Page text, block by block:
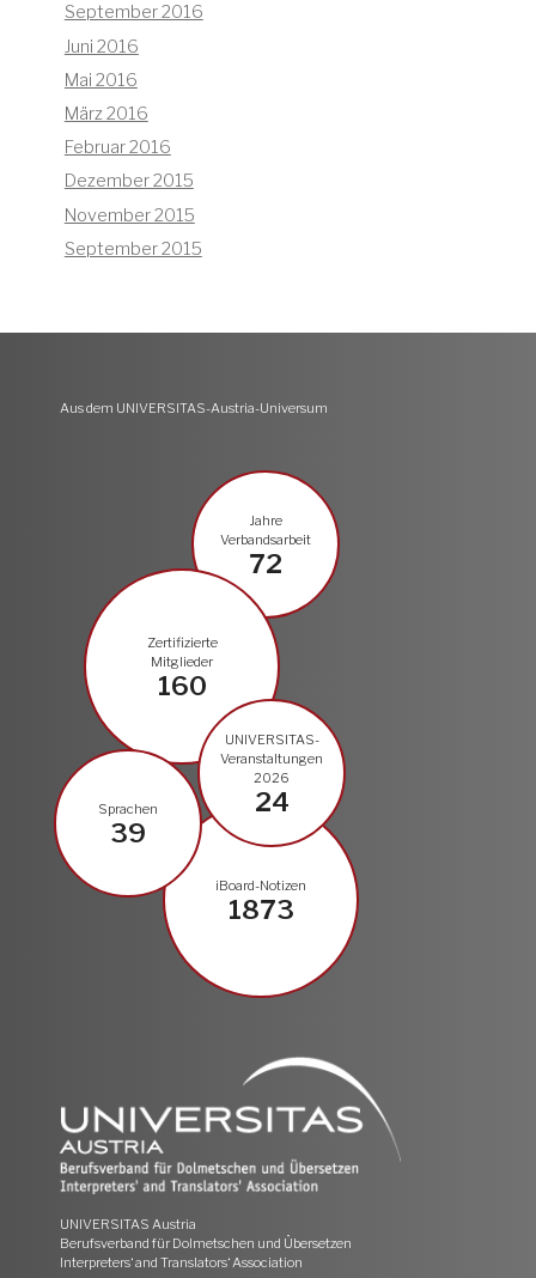
September 2016
Juni 2016
Mai 2016
März 2016
Februar 2016
Dezember 2015
November 2015
September 2015
UNIVERSITAS Austria
Berufsverband für Dolmetschen und Übersetzen
Interpreters‘ and Translators‘ Association
Aus dem UNIVERSITAS-Austria-Universum
Jahre
Verbandsarbeit
72
Sprachen
39
Zertifizierte
Mitglieder
160
UNIVERSITAS-
Veranstaltungen
2026
24
iBoard-Notizen
1873